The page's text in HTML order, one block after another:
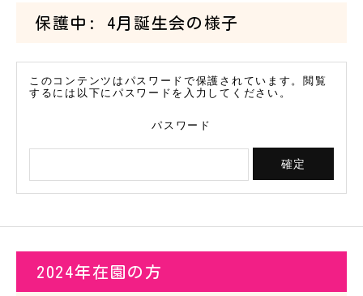
保護中: 4月 誕生会の様子
このコンテンツはパスワードで保護されています。閲覧
するには以下にパスワードを入力してください。
パスワード
2024年在園の方